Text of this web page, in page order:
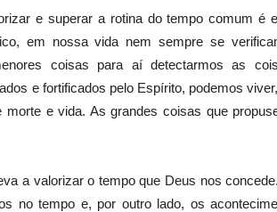
e superar a rotina do tempo comum é
em nossa vida nem sempre se
coisas para aí detectarmos as
e fortificados pelo Espírito, podemos
morte e vida. As grandes coisas que
valorizar o tempo que Deus nos concede.
no tempo e, por outro lado, os